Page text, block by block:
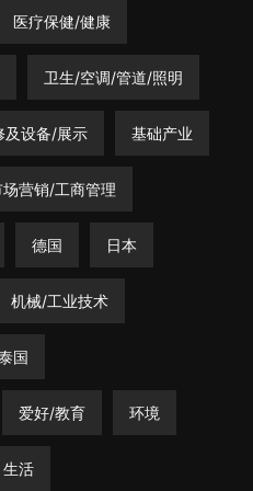
医疗保健/健康
卫生/空调/管道/照明
及设备/展示 基础产业
场营销/工商管理
德国 日本
机械/工业技术
国
爱好/教育 环境
生活